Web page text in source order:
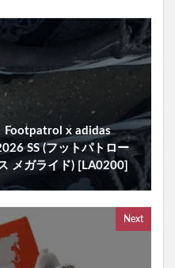
Footpatrol x adidas
SS (フットパトロー
メガライド) [LA0200]
Next